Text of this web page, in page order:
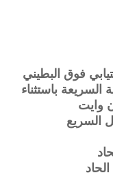
فوق البطيني
السريعة باستثناء
وايت
السريع